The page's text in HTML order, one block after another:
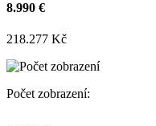
8.990 €
218.277 Kč
Počet zobrazení: